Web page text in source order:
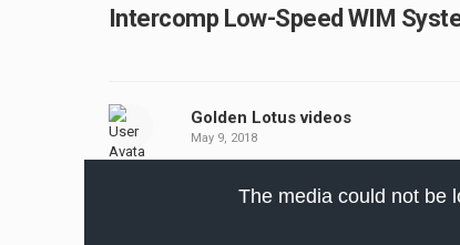
Intercomp Low-Speed WIM
Golden Lotus videos
May 9, 2018
The media could not be